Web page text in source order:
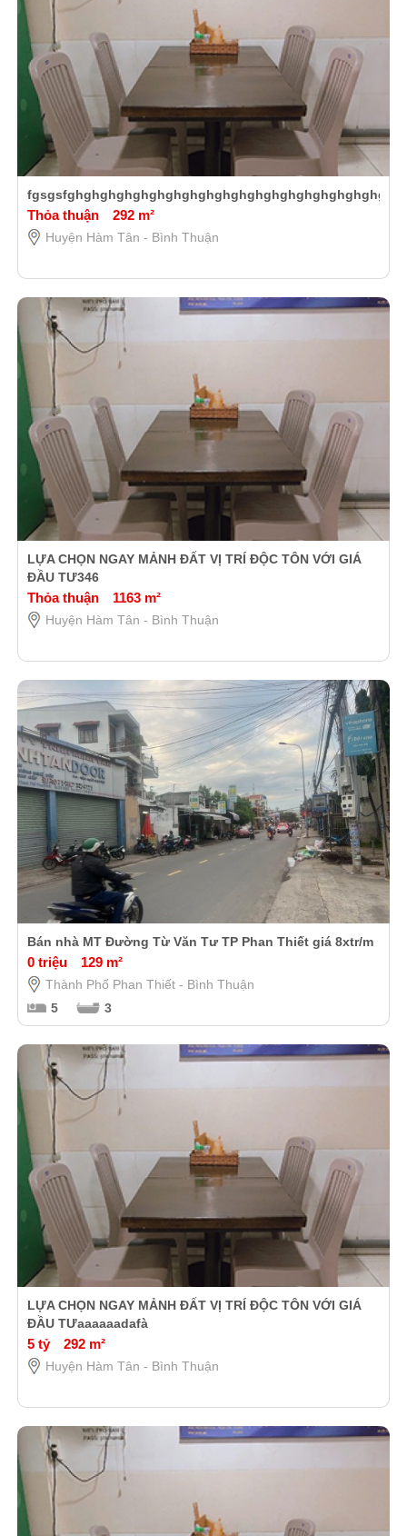
Thỏa thuận 292 m²
Huyện Hàm Tân - Bình Thuận
LỰA CHỌN NGAY MẢNH ĐẤT VỊ TRÍ ĐỘC TÔN VỚI GIÁ
ĐẦU TƯ346
Thỏa thuận 1163 m²
Huyện Hàm Tân - Bình Thuận
Bán nhà MT Đường Từ Văn Tư TP Phan Thiết giá 8xtr/m
0 triệu 129 m²
Thành Phố Phan Thiết - Bình Thuận
5
3
LỰA CHỌN NGAY MẢNH ĐẤT VỊ TRÍ ĐỘC TÔN VỚI GIÁ
ĐẦU TƯaaaaaadafà
5 tỷ 292 m²
Huyện Hàm Tân - Bình Thuận